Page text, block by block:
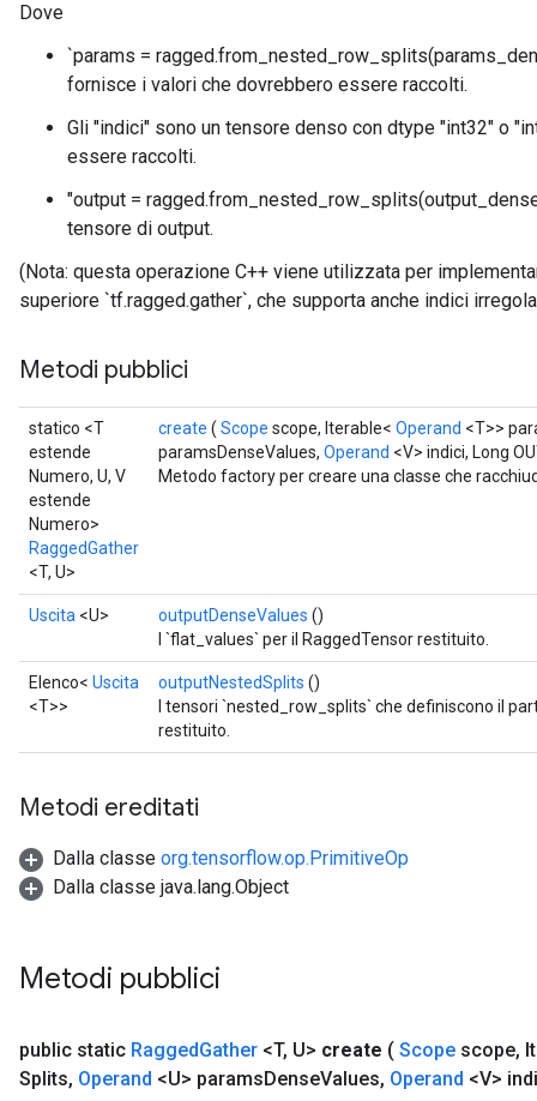
Dove
`params =
fornisce i valori che dovrebbero essere raccolti.
Gli "indici" sono un tensore denso con dtype "int32" o
essere raccolti.
"output =
tensore di output.
(Nota: questa operazione C++ viene utilizzata per
superiore `tf.ragged.gather`, che supporta anche indici
Metodi pubblici
statico <T
estende
Numero, U, V
estende
Numero>
RaggedGather
<T, U>
create ( Scope scope, Iterable< Operand <T>>
paramsDenseValues, Operand <V> indici, Long
Metodo factory per creare una classe che
Uscita <U> outputDenseValues ​​()
I `flat_values` per il RaggedTensor restituito.
Elenco< Uscita
<T>>
outputNestedSplits ()
I tensori `nested_row_splits` che definiscono il
restituito.
Metodi ereditati
Dalla classe org.tensorflow.op.PrimitiveOp
Dalla classe java.lang.Object
Metodi pubblici
public static RaggedGather <T, U> create ( Scope scope,
Splits, Operand <U> paramsDenseValues, Operand <V>